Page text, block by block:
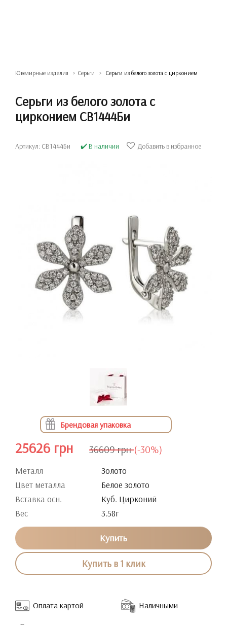
Ювелирные изделия Серьги Серьги из белого золота с цирконием
Серьги из белого золота с
цирконием СВ1444Би
Артикул: СВ1444Би ✔️ В наличии Добавить в избранное
Брендовая упаковка
25626 грн 36609 грн (-30%)
Металл
Золото
Цвет металла
Белое золото
Вставка осн.
Куб. Цирконий
Вес
3.58г
Купить
Купить в 1 клик
Оплата картой Наличными